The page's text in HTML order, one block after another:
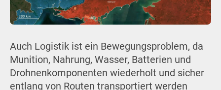
Auch Logistik ist ein Bewegungsproblem, da
Munition, Nahrung, Wasser, Batterien und
Drohnenkomponenten wiederholt und sicher
entlang von Routen transportiert werden